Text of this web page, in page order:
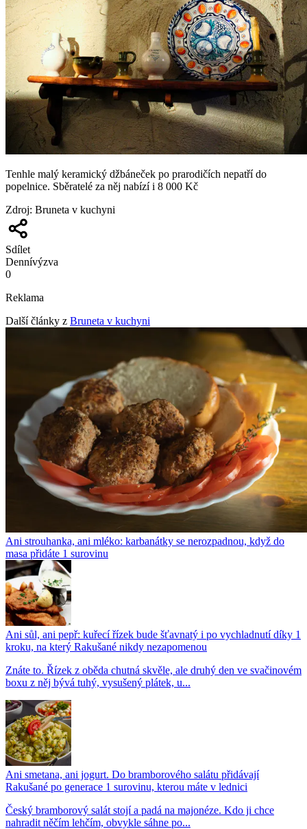
Tenhle malý keramický džbáneček po prarodičích nepatří do
popelnice. Sběratelé za něj nabízí i 8 000 Kč
Zdroj: Bruneta v kuchyni
Sdílet
Dennívýzva
0
Reklama
Další články z Bruneta v kuchyni
Ani strouhanka, ani mléko: karbanátky se nerozpadnou, když do
masa přidáte 1 surovinu
Ani sůl, ani pepř: kuřecí řízek bude šťavnatý i po vychladnutí díky 1
kroku, na který Rakušané nikdy nezapomenou
Znáte to. Řízek z oběda chutná skvěle, ale druhý den ve svačinovém
boxu z něj bývá tuhý, vysušený plátek, u...
Ani smetana, ani jogurt. Do bramborového salátu přidávají
Rakušané po generace 1 surovinu, kterou máte v lednici
Český bramborový salát stojí a padá na majonéze. Kdo ji chce
nahradit něčím lehčím, obvykle sáhne po...